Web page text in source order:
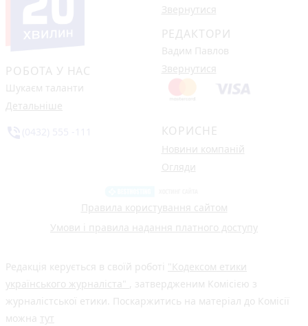
РОБОТА У НАС
Шукаєм таланти
Детальніше
Звернутися
РЕДАКТОРИ
Вадим Павлов
Звернутися
КОРИСНЕ
Новини компаній
Огляди
Правила користування сайтом
Умови і правила надання платного доступу
Редакція керується в своїй роботі "Кодексом етики
українського журналіста" , затвердженим Комісією з
журналістської етики. Поскаржитись на матеріал до Комісії
можна тут